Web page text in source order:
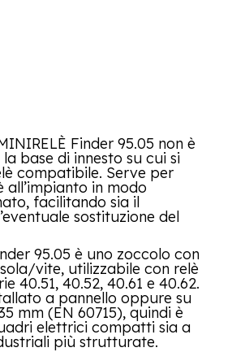
Finder 95.05 non è
la base di innesto su cui si
compatibile. Serve per
all’impianto in modo
facilitando sia il
sostituzione del
95.05 è uno zoccolo con
vite, utilizzabile con relè
40.51, 40.52, 40.61 e 40.62.
a pannello oppure su
mm (EN 60715), quindi è
elettrici compatti sia a
più strutturate.